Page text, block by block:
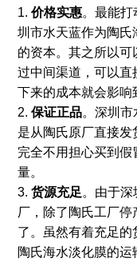
1. 价格实惠。最能打
圳市水天蓝作为陶氏
的资本。其之所以
过中间渠道，可以直
下来的成本就会影响
2. 保证正品。深圳市
是从陶氏原厂直接
完全不用担心买到
量。
3. 货源充足。由于
厂，除了陶氏工厂
了。虽然有着充足
陶氏海水淡化膜的运